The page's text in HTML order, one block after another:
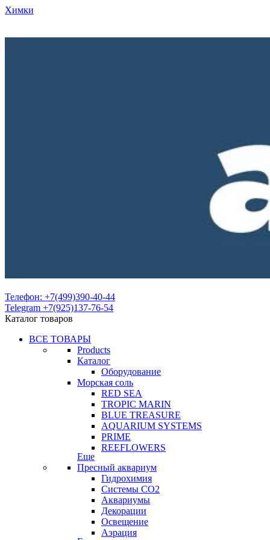
Химки
Телефон: +7(499)390-40-44
Telegram +7(925)137-76-54
Каталог товаров
ВСЕ ТОВАРЫ
Products
Каталог
Оборудование
Морская соль
RED SEA
TROPIC MARIN
BLUE TREASURE
AQUARIUM SYSTEMS
PRIME
REEFLOWERS
Еще
Пресный аквариум
Гидрохимия
Системы СО2
Аквариумы
Декорации
Освещение
Аэрация